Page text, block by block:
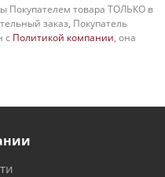
Покупателем товара ТОЛЬКО в
заказ, Покупатель
с Политикой компании, она